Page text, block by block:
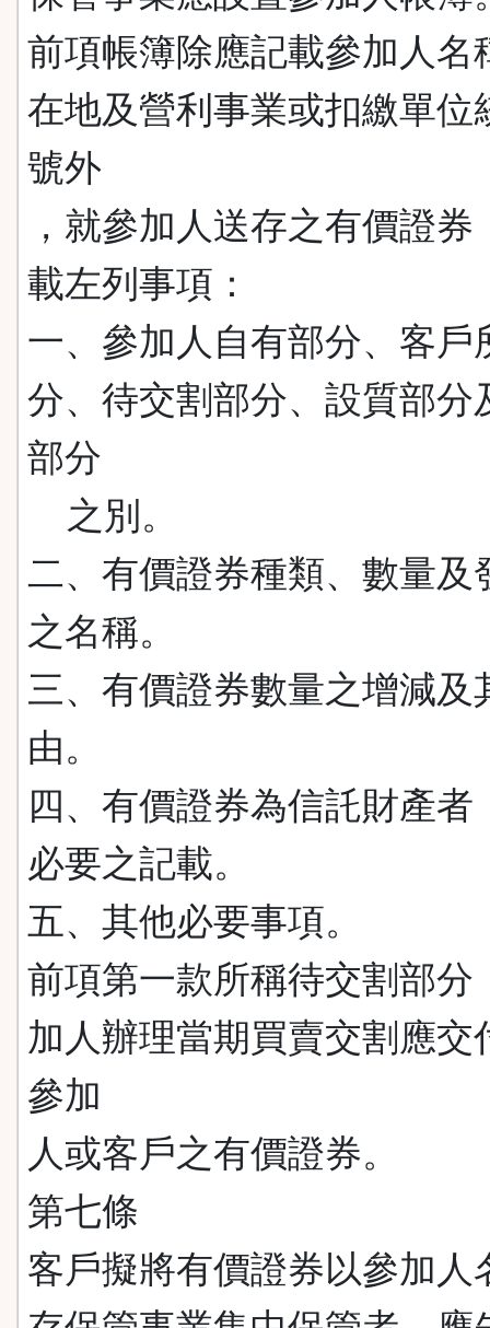
前項帳簿除應記載參加人名
在地及營利事業或扣繳單位
號外
，就參加人送存之有價證券
載左列事項：
一、參加人自有部分、客戶
分、待交割部分、設質部分
部分
之別。
二、有價證券種類、數量及
之名稱。
三、有價證券數量之增減及
由。
四、有價證券為信託財產者
必要之記載。
五、其他必要事項。
前項第一款所稱待交割部分
加人辦理當期買賣交割應交
參加
人或客戶之有價證券。
第七條
客戶擬將有價證券以參加人